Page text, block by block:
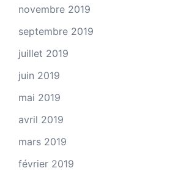
novembre 2019
septembre 2019
juillet 2019
juin 2019
mai 2019
avril 2019
mars 2019
février 2019